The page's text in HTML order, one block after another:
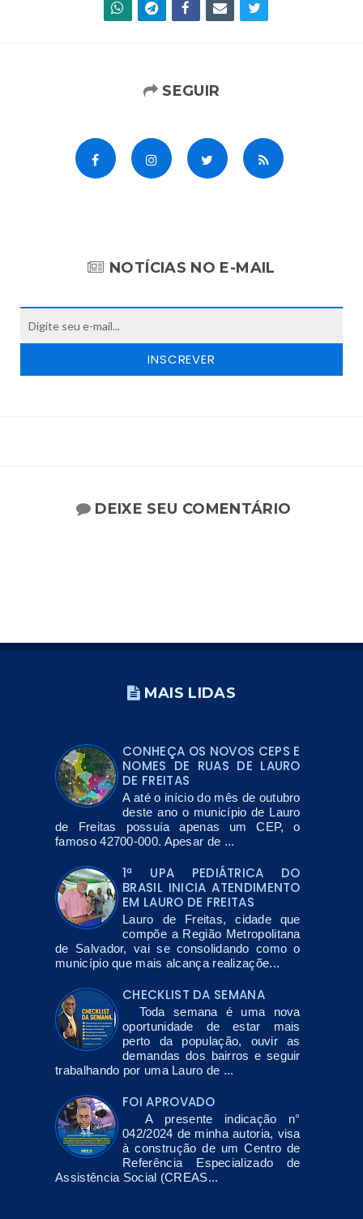
SEGUIR
NOTÍCIAS NO E-MAIL
DEIXE SEU COMENTÁRIO
MAIS LIDAS
CONHEÇA OS NOVOS CEPS E
NOMES DE RUAS DE LAURO
DE FREITAS
A até o início do mês de outubro
deste ano o município de Lauro
de Freitas possuía apenas um CEP, o
famoso 42700-000. Apesar de ...
1ª UPA PEDIÁTRICA DO
BRASIL INICIA ATENDIMENTO
EM LAURO DE FREITAS
Lauro de Freitas, cidade que
compõe a Região Metropolitana
de Salvador, vai se consolidando como o
município que mais alcança realizaçõe...
CHECKLIST DA SEMANA
Toda semana é uma nova
oportunidade de estar mais
perto da população, ouvir as
demandas dos bairros e seguir
trabalhando por uma Lauro de ...
FOI APROVADO
A presente indicação n°
042/2024 de minha autoria, visa
à construção de um Centro de
Referência Especializado de
Assistência Social (CREAS...